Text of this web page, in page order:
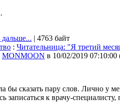
дальше... | 4763 байт
: Читательница: "Я третий
MONMOON в 10/02/2019 07:10:00
бы сказать пару слов. Лично у
записаться к врачу-